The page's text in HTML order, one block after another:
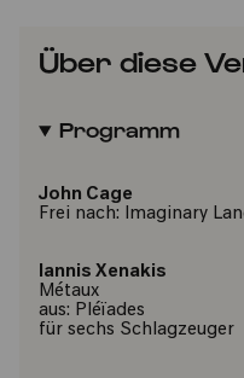
Über diese
Programm
John Cage
Frei nach: Imaginary
Iannis Xenakis
Métaux
aus: Pléïades
für sechs Schlagzeuger